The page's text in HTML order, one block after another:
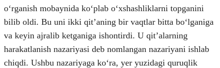
oʻrganish mobaynida koʻplab oʻxshashliklarni topganini
bilib oldi. Bu uni ikki qitʼaning bir vaqtlar bitta boʻlganiga
va keyin ajralib ketganiga ishontirdi. U qitʼalarning
harakatlanish nazariyasi deb nomlangan nazariyani ishlab
chiqdi. Ushbu nazariyaga koʻra, yer yuzidagi quruqlik